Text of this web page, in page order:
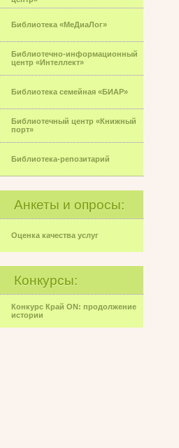
Библиотека «МеДиаЛог»
Библиотечно-информационный
центр «Интеллект»
Библиотека семейная «БИАР»
Библиотечный центр «Книжный
порт»
Библиотека-репозитарий
Анкеты и опросы:
Оценка качества услуг
Конкурсы:
Конкурс Край ON: продолжение
истории